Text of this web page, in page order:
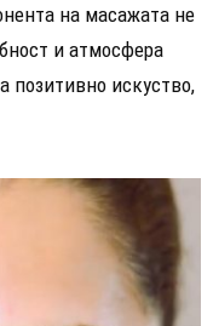
на масажата не
и атмосфера
позитивно искуство,